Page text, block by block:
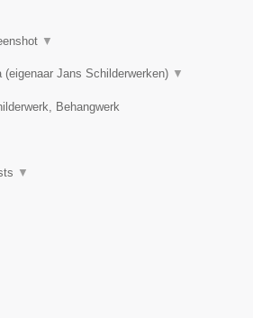
▼
Jans Schilderwerken) ▼
Behangwerk
▼